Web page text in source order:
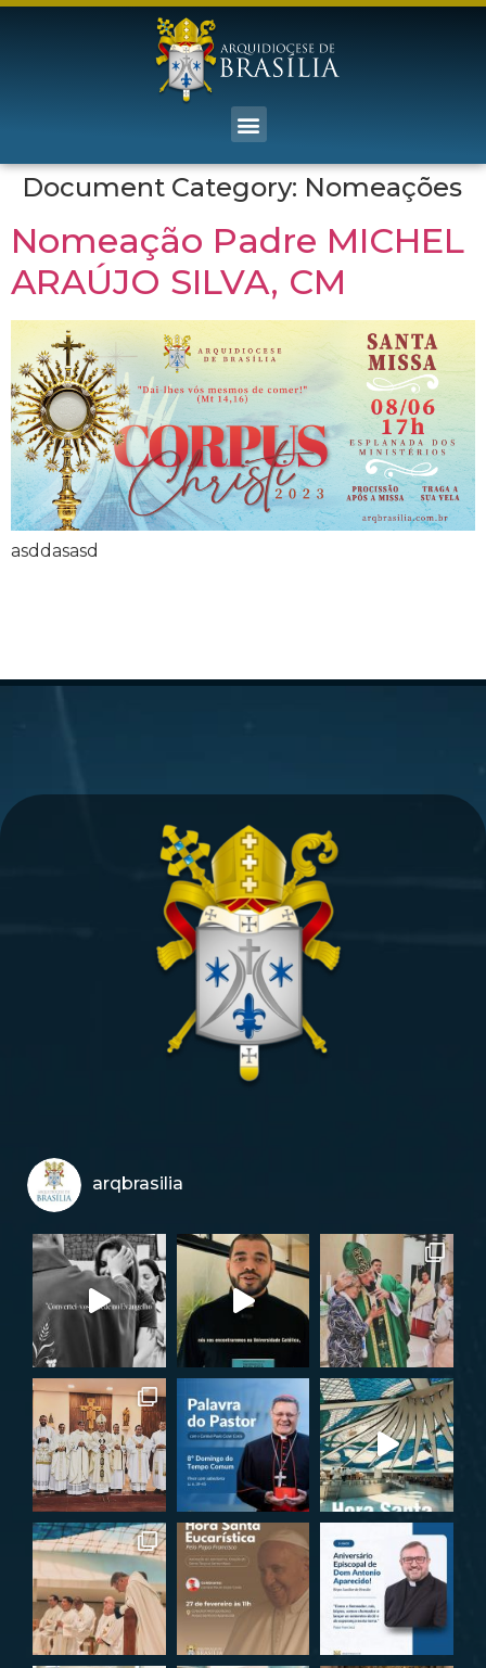
Document Category: Nomeações
Nomeação Padre MICHEL
ARAÚJO SILVA, CM
asddasasd
arqbrasilia